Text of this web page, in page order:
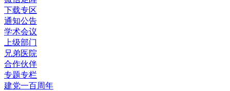
下载专区
通知公告
学术会议
上级部门
兄弟医院
合作伙伴
专题专栏
建党一百周年